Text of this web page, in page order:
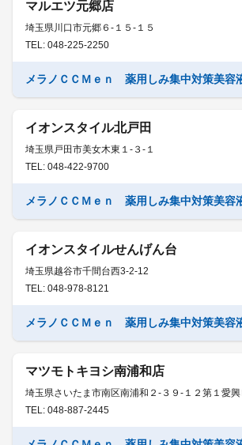
マルエツ元郷店
埼玉県川口市元郷６-１５-１５
TEL: 048-225-2250
メラノＣＣＭｅｎ 薬用しみ集中対策美容
イオンスタイル北戸田
埼玉県戸田市美女木東１-３-１
TEL: 048-422-9700
メラノＣＣＭｅｎ 薬用しみ集中対策美容
イオンスタイルせんげん台
埼玉県越谷市千間台西3-2-12
TEL: 048-978-8121
メラノＣＣＭｅｎ 薬用しみ集中対策美容
マツモトキヨシ南浦和店
埼玉県さいたま市南区南浦和２-３９-１２第１愛興
TEL: 048-887-2445